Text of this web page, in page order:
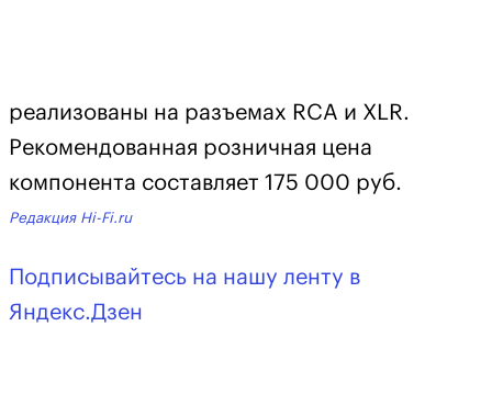
реализованы на разъемах RCA и XLR.
Рекомендованная розничная цена
компонента составляет 175 000 руб.
Редакция Hi-Fi.ru
Подписывайтесь на нашу ленту в
Яндекс.Дзен